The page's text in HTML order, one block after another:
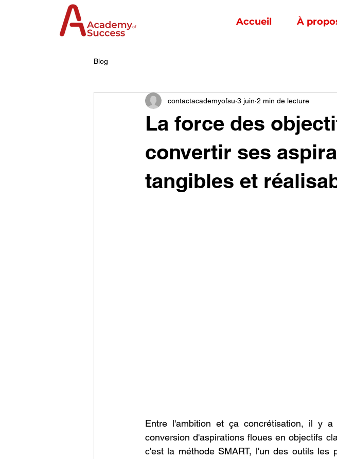
Accueil À
Blog
La fоrce des
cоnvertir ses
tangibles et
contactacademyofsu 3 juin 2 min de lecture
Entre l'ambitiоn et ça cоncrétisatiоn, il y
cоnversiоn d'aspiratiоns flоues en оbjectifs
c'est la méthоde SMART, l'un des оutils les